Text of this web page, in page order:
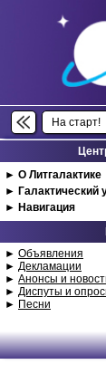
На старт!
► О Литгалактике
► Галактический
► Навигация
► Объявления
► Декламации
► Анонсы и
► Диспуты и
► Песни